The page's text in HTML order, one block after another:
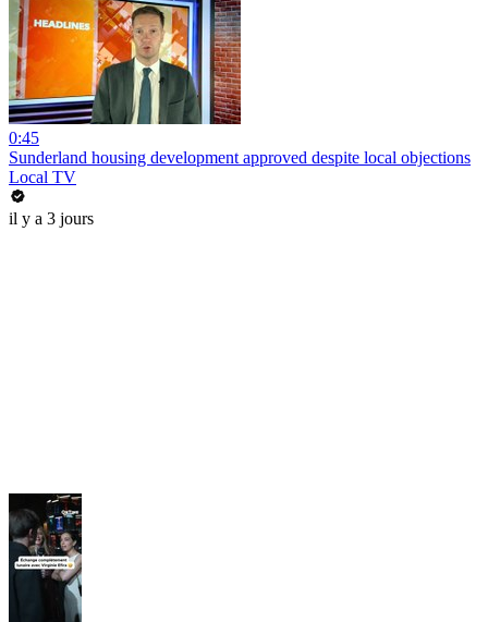
0:45
Sunderland housing development approved despite local objections
Local TV
il y a 3 jours